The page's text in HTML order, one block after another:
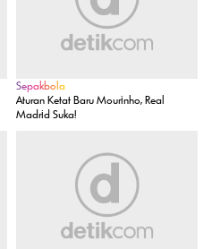
Sepakbola
Aturan Ketat Baru Mourinho, Real
Madrid Suka!